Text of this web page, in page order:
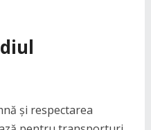
și respectarea